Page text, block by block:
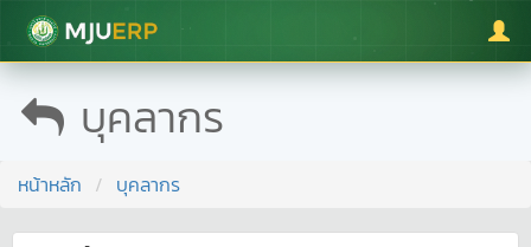
มหาวิทยาลัยแม่โจ้
บุคลากร
หน้าหลัก บุคลากร